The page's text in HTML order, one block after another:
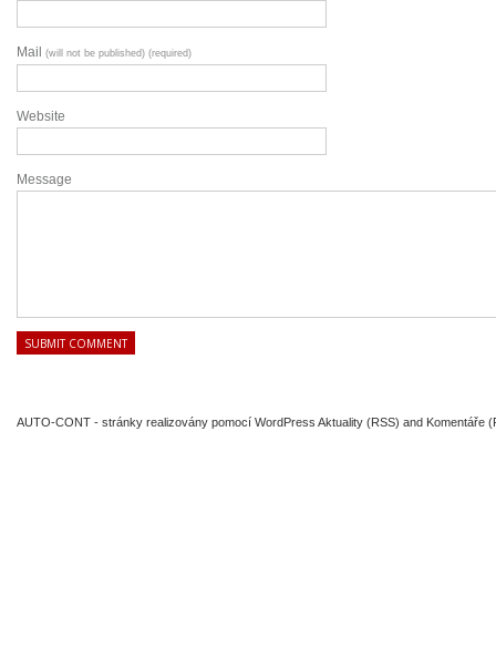
Mail (will not be published) (required)
Website
Message
AUTO-CONT - stránky realizovány pomocí WordPress Aktuality (RSS) and Komentáře